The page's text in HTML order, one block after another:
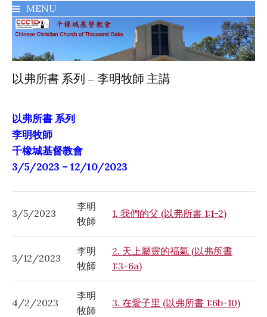
MENU
以弗所書 系列 – 李明牧師 主講
以弗所書 系列
李明牧師
千橡城基督教會
3/5/2023 – 12/10/2023
3/5/2023
李明
牧師
1. 我們的父 (以弗所書 1:1-2)
3/12/2023
李明
牧師
2. 天上屬靈的福氣 (以弗所書
1:3-6a)
4/2/2023
李明
牧師
3. 在愛子里 (以弗所書 1:6b-10)